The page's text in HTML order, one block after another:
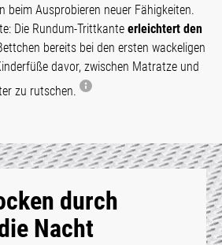
beim Ausprobieren neuer Fähigkeiten.
Die Rundum-Trittkante erleichtert den
bereits bei den ersten wackeligen
davor, zwischen Matratze und
zu rutschen.
durch
Nacht